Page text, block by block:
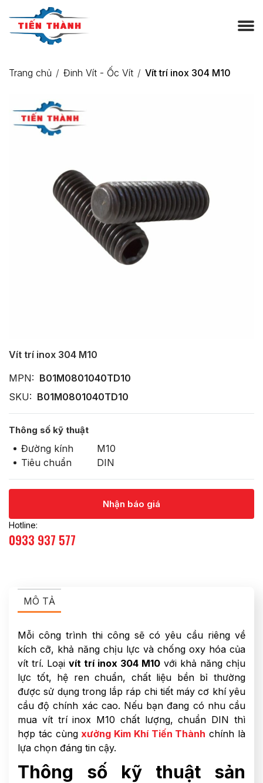
Trang chủ Đinh Vít - Ốc Vít Vít trí inox 304 M10
Vít trí inox 304 M10
MPN: B01M0801040TD10
SKU: B01M0801040TD10
Thông số kỹ thuật
Đường kính
M10
Tiêu chuẩn
DIN
Nhận báo giá
Hotline:
0933 937 577
MÔ TẢ
Mỗi công trình thi công sẽ có yêu cầu riêng về
kích cỡ, khả năng chịu lực và chống oxy hóa của
vít trí. Loại vít trí inox 304 M10 với khả năng chịu
lực tốt, hệ ren chuẩn, chất liệu bền bỉ thường
được sử dụng trong lắp ráp chi tiết máy cơ khí yêu
cầu độ chính xác cao. Nếu bạn đang có nhu cầu
mua vít trí inox M10 chất lượng, chuẩn DIN thì
hợp tác cùngxưởng Kim Khí Tiến Thành chính là
lựa chọn đáng tin cậy.
Thông số kỹ thuật sản